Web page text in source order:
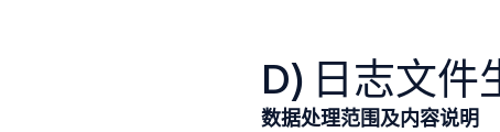
D) 日志文件
数据处理范围及内容说明